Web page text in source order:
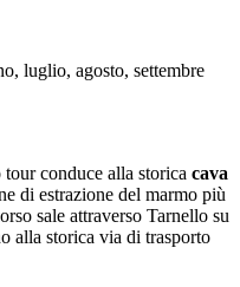
luglio, agosto, settembre
conduce alla storica cava
di estrazione del marmo più
sale attraverso Tarnello su
alla storica via di trasporto